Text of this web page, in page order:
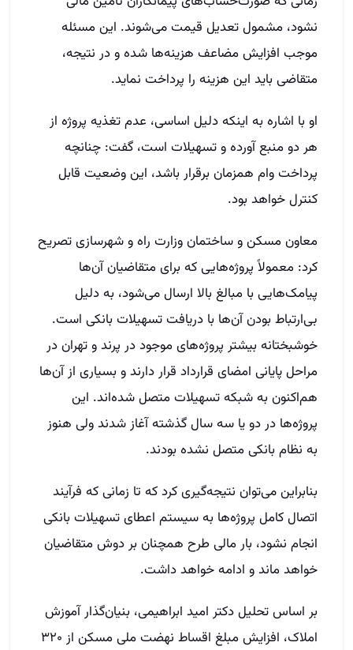
نشود، مشمول تعدیل قیمت می‌شوند. این مسئله
موجب افزایش مضاعف هزینه‌ها شده و در نتیجه،
متقاضی باید این هزینه را پرداخت نماید.
او با اشاره به اینکه دلیل اساسی، عدم تغذیه پروژه از
هر دو منبع آورده و تسهیلات است، گفت: چنانچه
پرداخت وام همزمان برقرار باشد، این وضعیت قابل
کنترل خواهد بود.
معاون مسکن و ساختمان وزارت راه و شهرسازی تصریح
کرد: معمولاً پروژه‌هایی که برای متقاضیان آن‌ها
پیامک‌هایی با مبالغ بالا ارسال می‌شود، به دلیل
بی‌ارتباط بودن آن‌ها با دریافت تسهیلات بانکی است.
خوشبختانه بیشتر پروژه‌های موجود در پرند و تهران در
مراحل پایانی امضای قرارداد قرار دارند و بسیاری از آن‌ها
هم‌اکنون به شبکه تسهیلات متصل شده‌اند. این
پروژه‌ها در دو یا سه سال گذشته آغاز شدند ولی هنوز
به نظام بانکی متصل نشده بودند.
بنابراین می‌توان نتیجه‌گیری کرد که تا زمانی که فرآیند
اتصال کامل پروژه‌ها به سیستم اعطای تسهیلات بانکی
انجام نشود، بار مالی طرح همچنان بر دوش متقاضیان
خواهد ماند و ادامه خواهد داشت.
بر اساس تحلیل دکتر امید ابراهیمی، بنیان‌گذار آموزش
املاک، افزایش مبلغ اقساط نهضت ملی مسکن از ۳۲۰